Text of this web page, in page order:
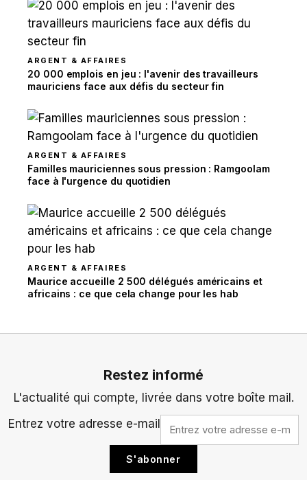
ARGENT & AFFAIRES
20 000 emplois en jeu : l'avenir des travailleurs
mauriciens face aux défis du secteur fin
ARGENT & AFFAIRES
Familles mauriciennes sous pression : Ramgoolam
face à l'urgence du quotidien
ARGENT & AFFAIRES
Maurice accueille 2 500 délégués américains et
africains : ce que cela change pour les hab
Restez informé
L'actualité qui compte, livrée dans votre boîte mail.
Entrez votre adresse e-mail
S'abonner